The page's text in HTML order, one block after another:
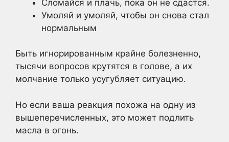
Сломайся и плачь, пока он не сдастся.
Умоляй и умоляй, чтобы он снова стал
нормальным
Быть игнорированным крайне болезненно,
тысячи вопросов крутятся в голове, а их
молчание только усугубляет ситуацию.
Но если ваша реакция похожа на одну из
вышеперечисленных, это может подлить
масла в огонь.